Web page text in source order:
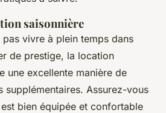
saisonnière
vivre à plein temps dans
de prestige, la location
une excellente manière de
supplémentaires. Assurez-vous
bien équipée et confortable